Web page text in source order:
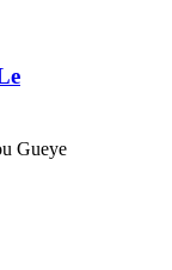
Gueye